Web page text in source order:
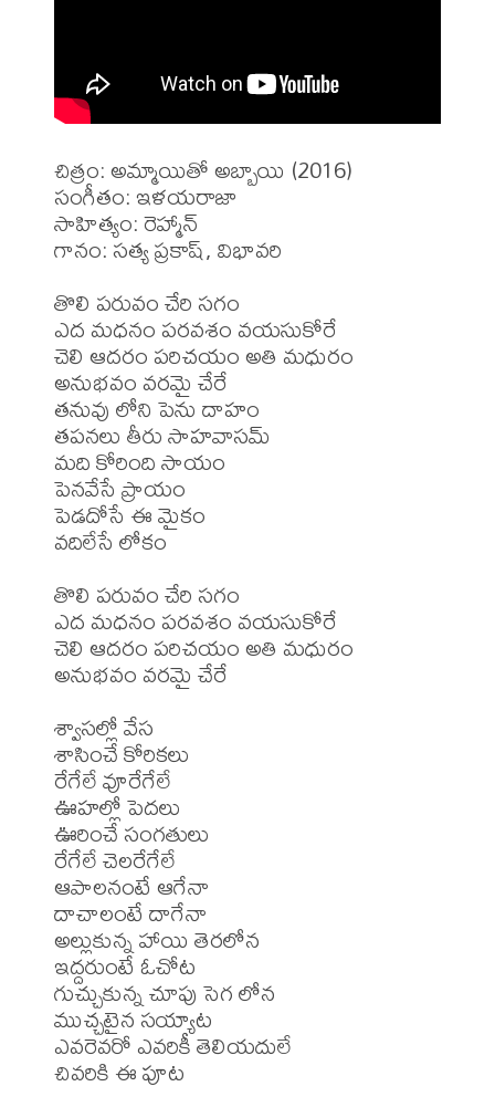
చిత్రం: అమ్మాయితో అబ్బాయి (2016)
సంగీతం: ఇళయరాజా
సాహిత్యం: రెహ్మాన్
గానం: సత్య ప్రకాష్, విభావరి
తొలి పరువం చేరి సగం
ఎద మధనం పరవశం వయసుకోరే
చెలి ఆదరం పరిచయం అతి మధురం
అనుభవం వరమై చేరే
తనువు లోని పెను దాహం
తపనలు తీరు సాహవాసమ్
మది కోరింది సాయం
పెనవేసే ప్రాయం
పెడదోసే ఈ మైకం
వదిలేసే లోకం
తొలి పరువం చేరి సగం
ఎద మధనం పరవశం వయసుకోరే
చెలి ఆదరం పరిచయం అతి మధురం
అనుభవం వరమై చేరే
శ్వాసల్లో వేస
శాసించే కోరికలు
రేగేలే వూరేగేలే
ఊహల్లో పెదలు
ఊరించే సంగతులు
రేగేలే చెలరేగేలే
ఆపాలనంటే ఆగేనా
దాచాలంటే దాగేనా
అల్లుకున్న హాయి తెరలోన
ఇద్దరుంటే ఓచోట
గుచ్చుకున్న చూపు సెగ లోన
ముచ్చటైన సయ్యాట
ఎవరెవరో ఎవరికీ తెలియదులే
చివరికి ఈ పూట